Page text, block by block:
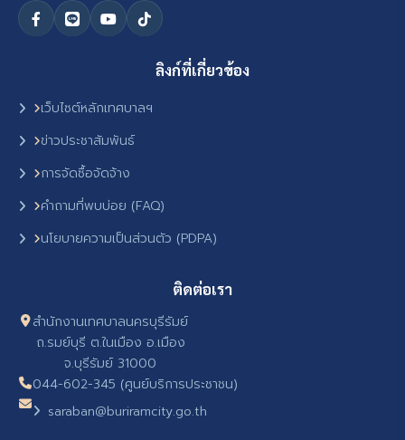
ลิงก์ที่เกี่ยวข้อง
เว็บไซต์หลักเทศบาลฯ
ข่าวประชาสัมพันธ์
การจัดซื้อจัดจ้าง
คำถามที่พบบ่อย (FAQ)
นโยบายความเป็นส่วนตัว (PDPA)
ติดต่อเรา
สำนักงานเทศบาลนครบุรีรัมย์
ถ.รมย์บุรี ต.ในเมือง อ.เมือง
จ.บุรีรัมย์ 31000
044-602-345 (ศูนย์บริการประชาชน)
saraban@buriramcity.go.th